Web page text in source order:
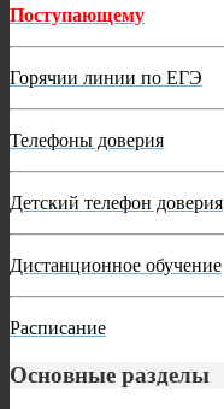
Поступающему
Горячии линии по ЕГЭ
Телефоны доверия
Детский телефон доверия
Дистанционное обучение
Расписание
Основные разделы